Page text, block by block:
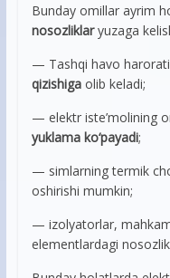
Bunday omillar ayrim
nosozliklaryuzaga
— Tashqi havo
qizishigaolib keladi;
— elektr iste’molining
yuklama ko‘payadi;
— simlarning termik
oshirishi mumkin;
— izolyatorlar,
elementlardagi